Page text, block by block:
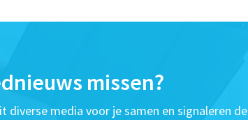
missen?
media voor je samen en signaleren de